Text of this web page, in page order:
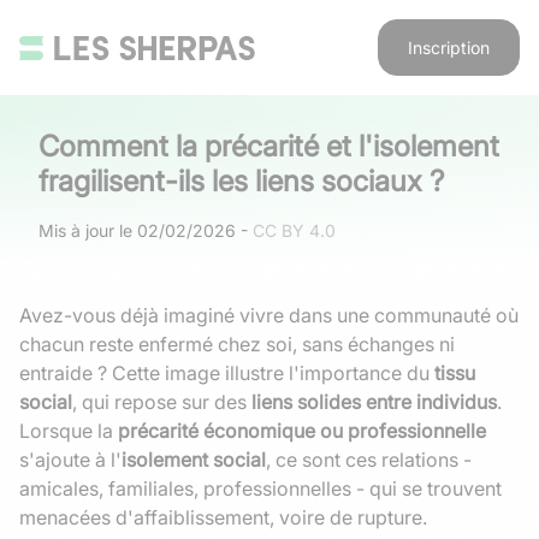
Inscription
Comment la précarité et l'isolement
fragilisent-ils les liens sociaux ?
Mis à jour le 02/02/2026 - CC BY 4.0
Avez-vous déjà imaginé vivre dans une communauté où
chacun reste enfermé chez soi, sans échanges ni
entraide ? Cette image illustre l'importance du tissu
social, qui repose sur des liens solides entre individus.
Lorsque la précarité économique ou professionnelle
s'ajoute à l'isolement social, ce sont ces relations -
amicales, familiales, professionnelles - qui se trouvent
menacées d'affaiblissement, voire de rupture.